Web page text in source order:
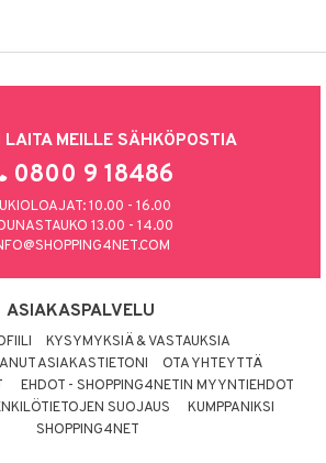
LAITA MEILLE SÄHKÖPOSTIA
0800 9 18486
10.00 - 16.00
13.00 - 14.00
ASIAKASPALVELU
KYSYMYKSIÄ & VASTAUKSIA
ASIAKASTIETONI
OTA YHTEYTTÄ
EHDOT - SHOPPING4NETIN MYYNTIEHDOT
SUOJAUS
KUMPPANIKSI
SHOPPING4NET